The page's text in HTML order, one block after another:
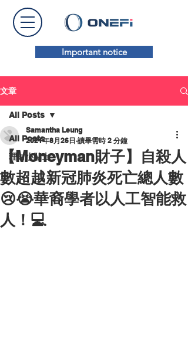
Important notice
文章
All Posts
理財小貼士
All Posts
【Moneyman財子】自殺人
數超越新冠肺炎死亡總人數
😢😭華裔學者以人工智能救
人！💻
Samantha Leung
2021年8月26日 讀畢需時 2 分鐘